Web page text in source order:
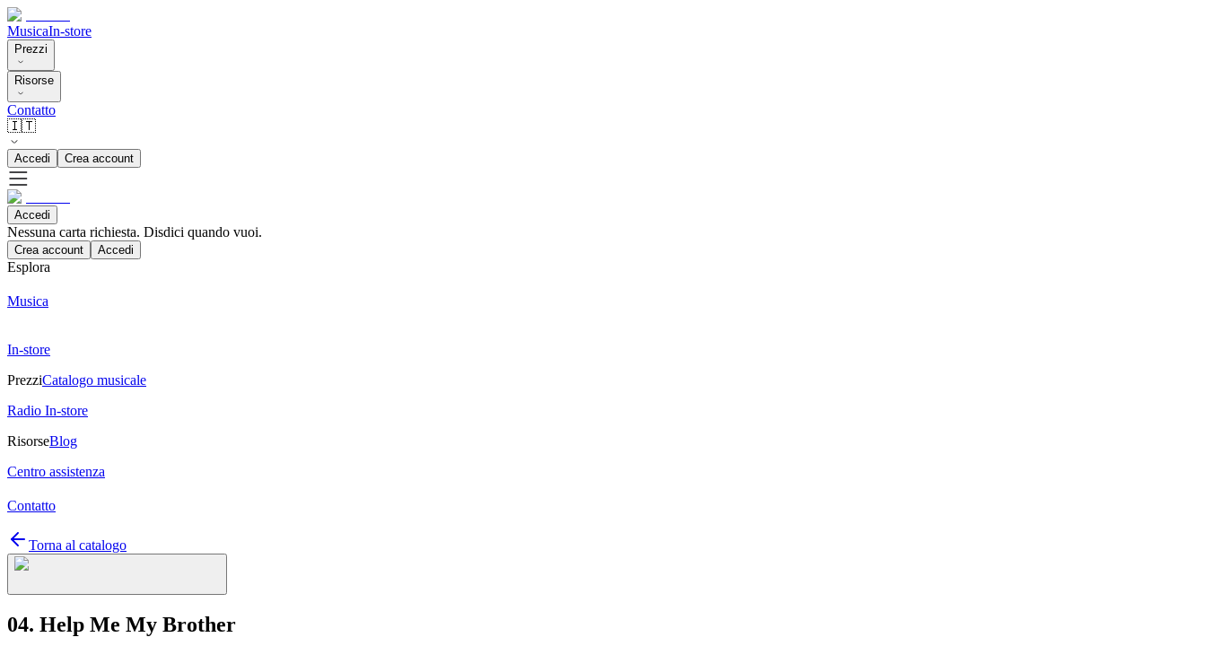
MusicaIn-store
Prezzi
Risorse
Contatto
🇮🇹
Accedi Crea account
Accedi
Nessuna carta richiesta. Disdici quando vuoi.
Crea account Accedi
Esplora
Musica
In-store
PrezziCatalogo musicale
Radio In-store
RisorseBlog
Centro assistenza
Contatto
Torna al catalogo
04. Help Me My Brother